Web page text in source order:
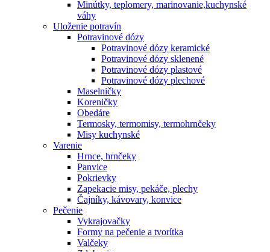
Minútky, teplomery, marinovanie,kuchynské
váhy
Uloženie potravín
Potravinové dózy
Potravinové dózy keramické
Potravinové dózy sklenené
Potravinové dózy plastové
Potravinové dózy plechové
Maselničky
Koreničky
Obedáre
Termosky, termomisy, termohrnčeky
Misy kuchynské
Varenie
Hrnce, hrnčeky
Panvice
Pokrievky
Zapekacie misy, pekáče, plechy
Čajníky, kávovary, konvice
Pečenie
Vykrajovačky
Formy na pečenie a tvorítka
Valčeky